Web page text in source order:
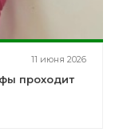
11 июня 2026
проходит